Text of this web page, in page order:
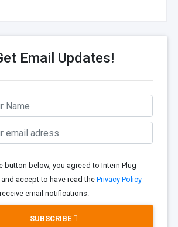
Email Updates!
button below, you agreed to Intern Plug
and accept to have read the Privacy Policy
email notifications.
SUBSCRIBE